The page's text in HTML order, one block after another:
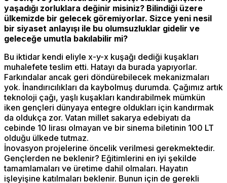
yaşadığı zorluklara değinir misiniz? Bilindiği üzere
ülkemizde bir gelecek göremiyorlar. Sizce yeni nesil
bir siyaset anlayışı ile bu olumsuzluklar gidelir ve
geleceğe umutla bakılabilir mi?
Bu iktidar kendi eliyle x-y-x kuşağı dediği kuşakları
muhalefete teslim etti. Hatayı da burada yapıyorlar.
Farkındalar ancak geri döndürebilecek mekanizmaları
yok. İnandırıcılıkları da kaybolmuş durumda. Çağımız artık
teknoloji çağı, yaşlı kuşakları kandırabilmek mümkün
iken gençleri dünyaya entegre oldukları için kandırmak
da oldukça zor. Vatan millet sakarya edebiyatı da
cebinde 10 lirası olmayan ve bir sinema biletinin 100 LT
olduğu ülkede tutmaz.
İnovasyon projelerine öncelik verilmesi gerekmektedir.
Gençlerden ne beklenir? Eğitimlerini en iyi şekilde
tamamlamaları ve üretime dahil olmaları. Hayatın
işleyişine katılmaları beklenir. Bunun için de gerekli